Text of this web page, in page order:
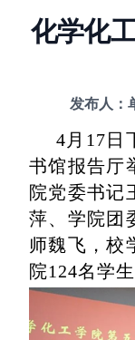
化学化
发布人：
4月17日
书馆报告厅
院党委书记
萍、学院团
师魏飞，校
院124名学